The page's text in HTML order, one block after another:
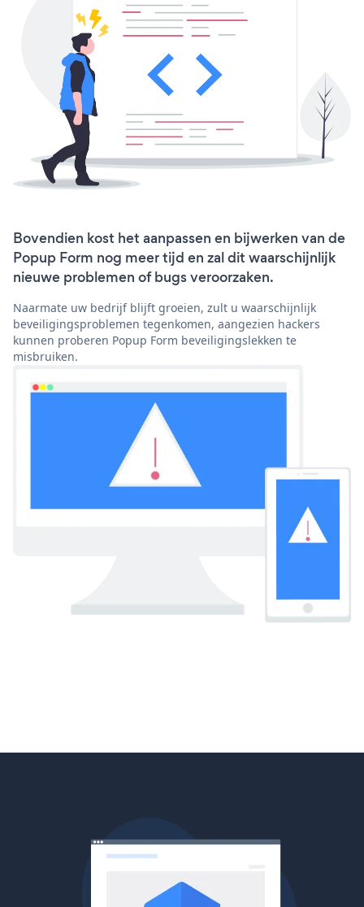
Bovendien kost het aanpassen en bijwerken van de
Popup Form nog meer tijd en zal dit waarschijnlijk
nieuwe problemen of bugs veroorzaken.
Naarmate uw bedrijf blijft groeien, zult u waarschijnlijk
beveiligingsproblemen tegenkomen, aangezien hackers
kunnen proberen Popup Form beveiligingslekken te
misbruiken.